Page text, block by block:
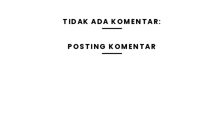
TIDAK ADA KOMENTAR:
POSTING KOMENTAR